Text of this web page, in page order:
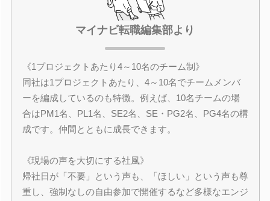
マイナビ転職編集部より
《1プロジェクトあたり4～10名のチーム制》
同社は1プロジェクトあたり、4～10名でチームメンバ
ーを編成しているのも特徴。例えば、10名チームの場
合はPM1名、PL1名、SE2名、SE・PG2名、PG4名の構
成です。仲間とともに成長できます。
《現場の声を大切にする社風》
帰社日が「不要」という声も、「ほしい」という声も尊
重し、強制なしの自由参加で開催するなど多様なエンジ